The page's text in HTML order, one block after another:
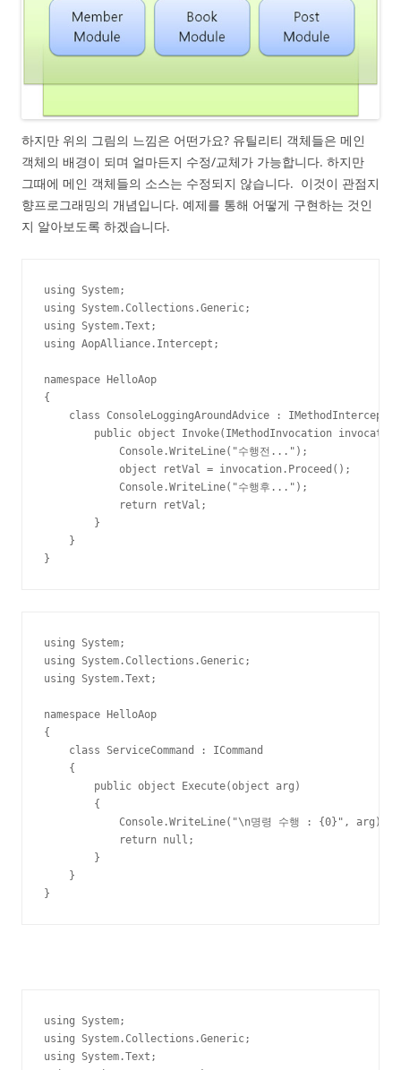
하지만 위의 그림의 느낌은 어떤가요? 유틸리티 객체들은 메인
객체의 배경이 되며 얼마든지 수정/교체가 가능합니다. 하지만
그때에 메인 객체들의 소스는 수정되지 않습니다. 이것이 관점지
향프로그래밍의 개념입니다. 예제를 통해 어떻게 구현하는 것인
지 알아보도록 하겠습니다.
using System;
using System.Collections.Generic;
using System.Text;
using AopAlliance.Intercept;
namespace HelloAop
{
class ConsoleLoggingAroundAdvice :
public object Invoke(IMethodInvocation
Console.WriteLine("수행전...");
object retVal = invocation.Proceed();
Console.WriteLine("수행후...");
return retVal;
}
}
}
using System;
using System.Collections.Generic;
using System.Text;
namespace HelloAop
{
class ServiceCommand : ICommand
{
public object Execute(object arg)
{
Console.WriteLine("\n명령 수행 : {0}", arg);
return null;
}
}
}
using System;
using System.Collections.Generic;
using System.Text;